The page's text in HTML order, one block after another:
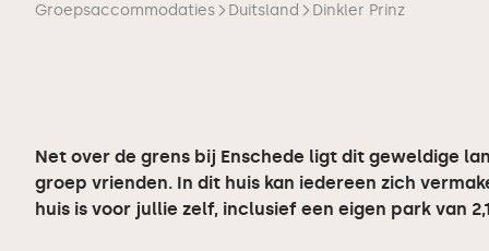
Groepsaccommodaties Duitsland Dinkler Prinz
Net over de grens bij Enschede ligt dit geweldige
groep vrienden. In dit huis kan iedereen zich
huis is voor jullie zelf, inclusief een eigen park van